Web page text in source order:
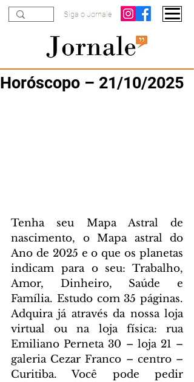
Siga o Jornale
Horóscopo – 21/10/2025
Tenha seu Mapa Astral de
nascimento, o Mapa astral do
Ano de 2025 e o que os planetas
indicam para o seu: Trabalho,
Amor, Dinheiro, Saúde e
Família. Estudo com 35 páginas.
Adquira já através da nossa loja
virtual ou na loja física: rua
Emiliano Perneta 30 – loja 21 –
galeria Cezar Franco – centro –
Curitiba. Você pode pedir